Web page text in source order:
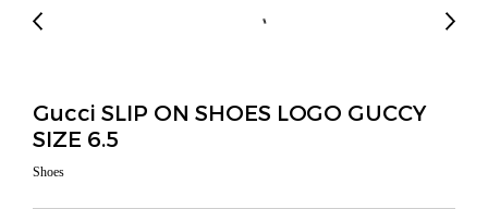
Gucci SLIP ON SHOES LOGO GUCCY
SIZE 6.5
Shoes